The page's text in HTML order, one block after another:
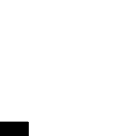
"אני גמורה,
אני מתרסקת
מוכן לחזור